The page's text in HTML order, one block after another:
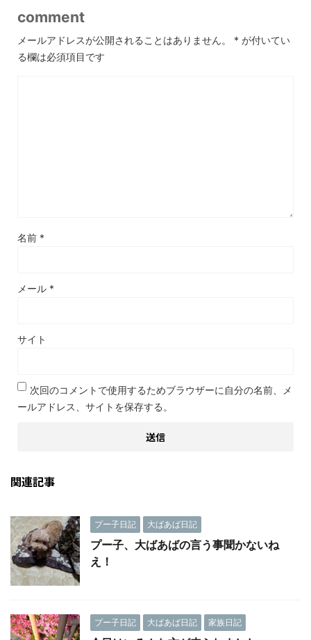
comment
メールアドレスが公開されることはありません。 * が付いてい
る欄は必須項目です
名前 *
メール *
サイト
次回のコメントで使用するためブラウザーに自分の名前、メ
ールアドレス、サイトを保存する。
関連記事
プー子日記 大ばあば日記
プー子、大ばあばの言う事聞かないね
え！
プー子日記 大ばあば日記 家族日記